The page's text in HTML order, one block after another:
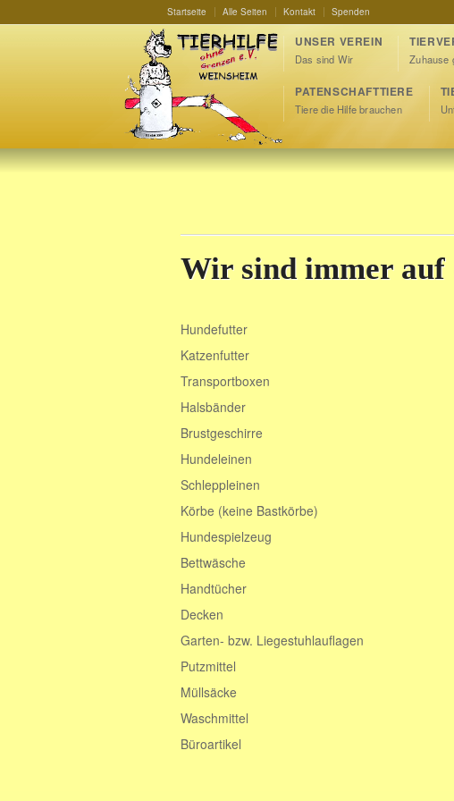
Startseite Alle Seiten Kontakt Spenden
UNSER VEREIN
Das sind Wir Zuhause
PATENSCHAFTTIERE
Tiere die Hilfe brauchen
Wir sind immer auf
Hundefutter
Katzenfutter
Transportboxen
Halsbänder
Brustgeschirre
Hundeleinen
Schleppleinen
Körbe (keine Bastkörbe)
Hundespielzeug
Bettwäsche
Handtücher
Decken
Garten- bzw. Liegestuhlauflagen
Putzmittel
Müllsäcke
Waschmittel
Büroartikel